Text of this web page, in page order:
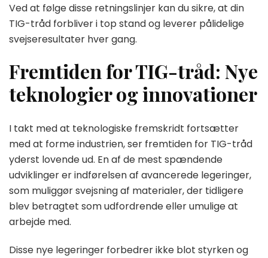
Ved at følge disse retningslinjer kan du sikre, at din
TIG-tråd forbliver i top stand og leverer pålidelige
svejseresultater hver gang.
Fremtiden for TIG-tråd: Nye
teknologier og innovationer
I takt med at teknologiske fremskridt fortsætter
med at forme industrien, ser fremtiden for TIG-tråd
yderst lovende ud. En af de mest spændende
udviklinger er indførelsen af avancerede legeringer,
som muliggør svejsning af materialer, der tidligere
blev betragtet som udfordrende eller umulige at
arbejde med.
Disse nye legeringer forbedrer ikke blot styrken og